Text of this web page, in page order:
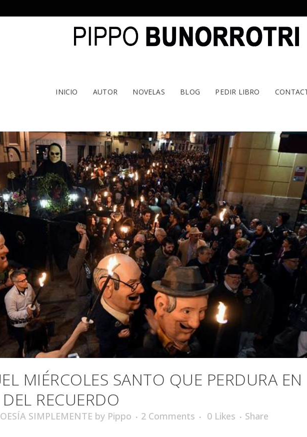
INICIO AUTOR NOVELAS BLOG PEDIR LIBRO
MIÉRCOLES SANTO QUE PERDURA EN
RECUERDO
SIMPLEMENTE by Pippo 2 Comments 0 Likes Share